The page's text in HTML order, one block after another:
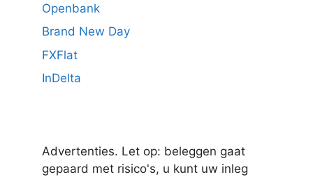
Openbank
Brand New Day
FXFlat
InDelta
Advertenties. Let op: beleggen gaat
gepaard met risico's, u kunt uw inleg